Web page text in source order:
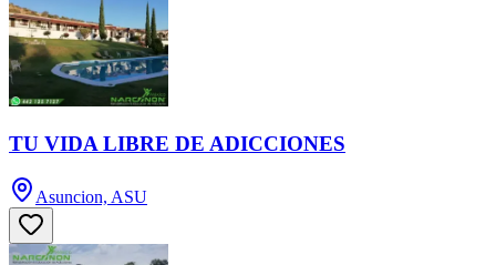
TU VIDA LIBRE DE ADICCIONES
Asuncion, ASU